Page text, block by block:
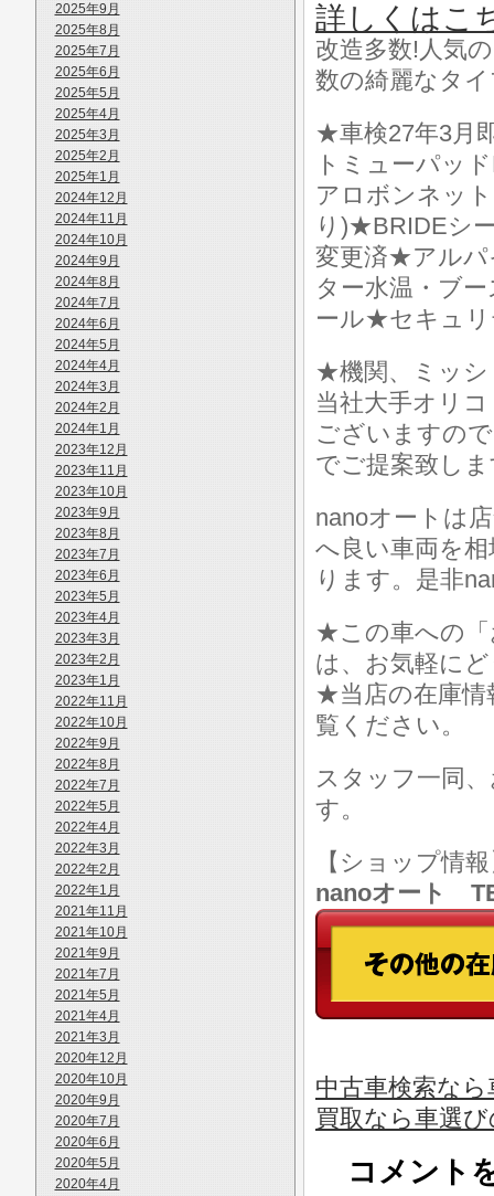
2025年9月
2025年8月
2025年7月
2025年6月
2025年5月
2025年4月
2025年3月
2025年2月
2025年1月
2024年12月
2024年11月
2024年10月
2024年9月
2024年8月
2024年7月
2024年6月
2024年5月
2024年4月
2024年3月
2024年2月
2024年1月
2023年12月
2023年11月
2023年10月
2023年9月
2023年8月
2023年7月
2023年6月
2023年5月
2023年4月
2023年3月
2023年2月
2023年1月
2022年11月
2022年10月
2022年9月
2022年8月
2022年7月
2022年5月
2022年4月
2022年3月
2022年2月
2022年1月
2021年11月
2021年10月
2021年9月
2021年7月
2021年5月
2021年4月
2021年3月
2020年12月
2020年10月
2020年9月
2020年7月
2020年6月
2020年5月
2020年4月
詳しくはこ
改造多数!人気
数の綺麗なタ
★車検27年3月
トミューパッ
アロボンネッ
り)★BRIDEシ
変更済★アル
ター水温・ブ
ール★セキュ
★機関、ミッシ
当社大手オリ
ございますの
でご提案致し
nanoオートは
へ良い車両を
ります。是非
★この車への「
は、お気軽に
★当店の在庫情
覧ください。
スタッフ一同
す。
【ショップ情
nanoオート
中古車検索な
買取なら車選
コメント